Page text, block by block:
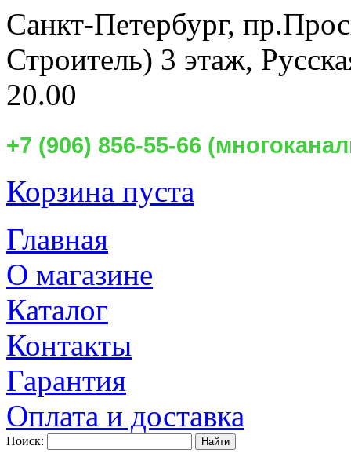
Санкт-Петербург,
Строитель) 3 этаж,
20.00
+7 (906) 856-55-66
Корзина пуста
Главная
О магазине
Каталог
Контакты
Гарантия
Оплата и доставка
Поиск: